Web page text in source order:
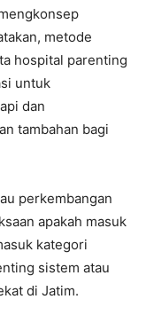
metode
hospital parenting
untuk
dan
tambahan bagi
perkembangan
apakah masuk
kategori
sistem atau
di Jatim.